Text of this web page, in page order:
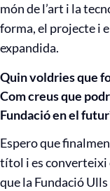
món de l’art i la
forma, el projecte i
expandida.
Quin voldries que
Com creus que
Fundació en el
Espero que
títol i es converteixi
que la Fundació